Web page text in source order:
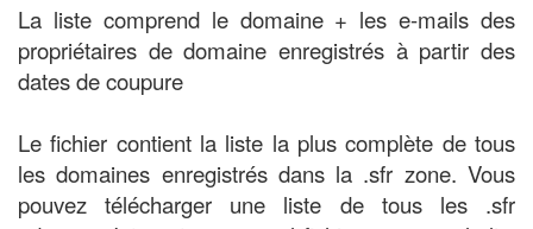
La liste comprend le domaine + les e-mails des
propriétaires de domaine enregistrés à partir des
dates de coupure
Le fichier contient la liste la plus complète de tous
les domaines enregistrés dans la .sfr zone. Vous
pouvez télécharger une liste de tous les .sfr